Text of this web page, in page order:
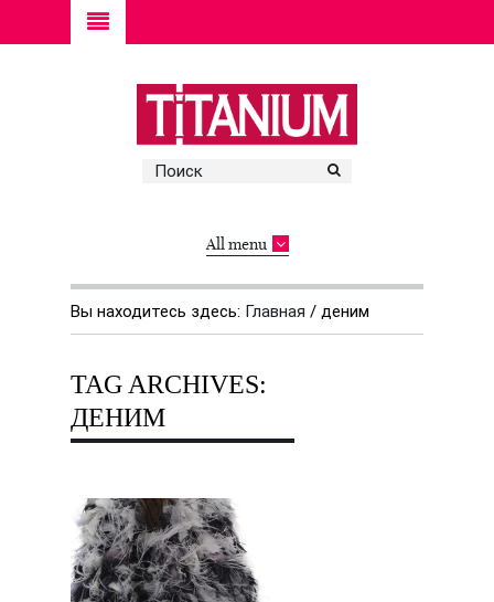
All menu
Вы находитесь здесь: Главная / деним
TAG ARCHIVES:
ДЕНИМ